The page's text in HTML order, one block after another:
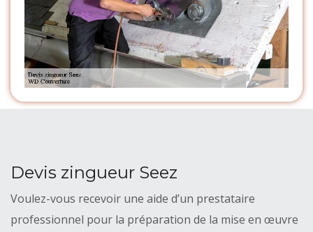
Devis zingueur Seez
Voulez-vous recevoir une aide d’un prestataire
professionnel pour la préparation de la mise en œuvre